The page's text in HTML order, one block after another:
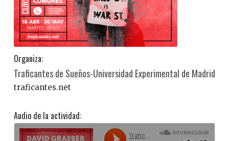
Organiza:
Traficantes de Sueños-Universidad Experimental de Madrid
traficantes.net
Audio de la actividad: